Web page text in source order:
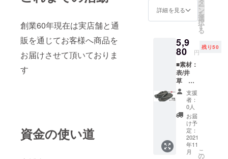
創業60年現在は実店舗と通
販を通じてお客様へ商品を
お届けさせて頂いておりま
す
資金の使い道
ズの中
からお
選びく
い。 カ
ラーに
つきま
して
は、希
望カ
ラーを
ご選択
くださ
い。 可
能な限
り希望
カラー
にてリ
ターン
詳細を見る ー
ン
を
選
択
す
る
5,9
80 円
残り50
■素材：
表/井
草 底/
ラジア
ル（タ
イヤ素
材）
■鼻緒素
材/印伝
風花菱
柄 ■サ
イズ：
支援
者：
0人
お届
け予
定：
2021
年11
月
こ
の